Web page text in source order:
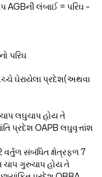
લંબાઈ = પરિઘ –
પરિઘ
ઘેરાયેલા પ્રદેશ(અથવા
લઘુચાપ હોય તે
પ્રદેશ OAPB લઘુવૃત્તાંશ
ચાપ ગુરુચાપ હોય તે